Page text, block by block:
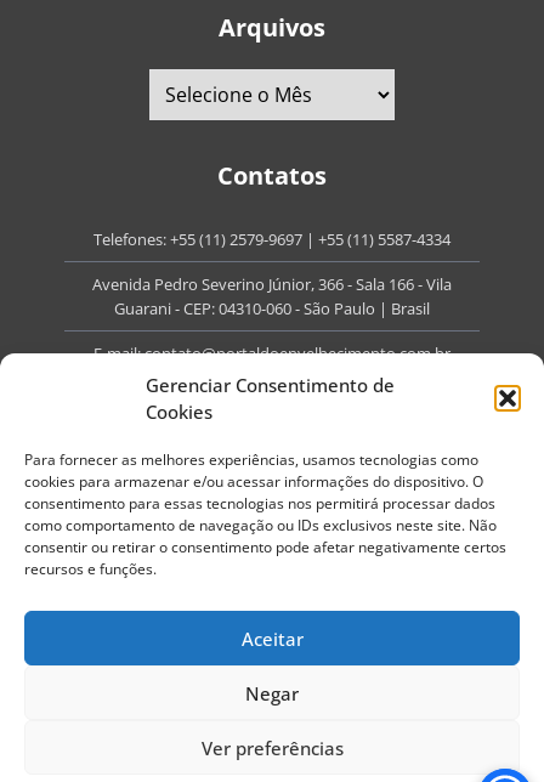
Gerenciar Consentimento de
Cookies
Para fornecer as melhores experiências, usamos tecnologias como
cookies para armazenar e/ou acessar informações do dispositivo. O
consentimento para essas tecnologias nos permitirá processar dados
como comportamento de navegação ou IDs exclusivos neste site. Não
consentir ou retirar o consentimento pode afetar negativamente certos
recursos e funções.
Aceitar
Negar
Ver preferências
Arquivos
Contatos
Telefones:+55 (11) 2579-9697 | +55 (11) 5587-4334
Avenida Pedro Severino Júnior, 366 - Sala 166 - Vila
Guarani - CEP: 04310-060 - São Paulo | Brasil
E-mail:contato@portaldoenvelhecimento.com.br
Website:portaldoenvelhecimento.com.br
Todos os direitos reservados.